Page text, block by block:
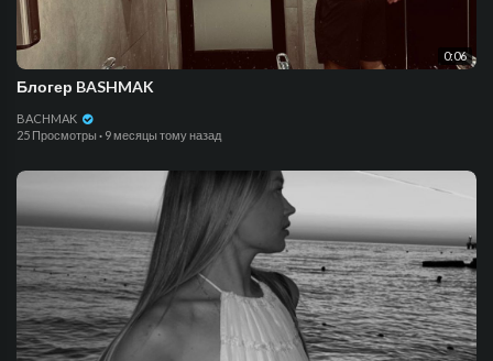
0:06
Блогер BASHMAK
BACHMAK
25 Просмотры · 9 месяцы тому назад